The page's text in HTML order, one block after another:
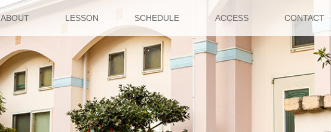
ABOUT LESSON SCHEDULE ACCESS CONTACT